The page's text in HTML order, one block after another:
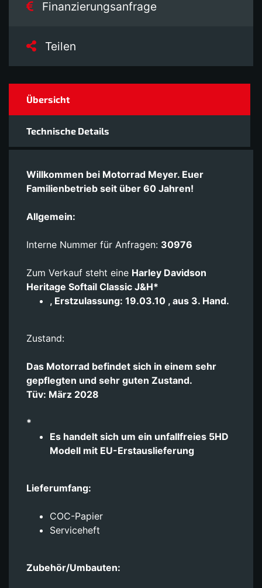
Finanzierungsanfrage
Teilen
Übersicht
Technische Details
Willkommen bei Motorrad Meyer. Euer
Familienbetrieb seit über 60 Jahren!
Allgemein:
Interne Nummer für Anfragen: 30976
Zum Verkauf steht eine Harley Davidson
Heritage Softail Classic J&H*
, Erstzulassung: 19.03.10 , aus 3. Hand.
Zustand:
Das Motorrad befindet sich in einem sehr
gepflegten und sehr guten Zustand.
Tüv: März 2028
*
Es handelt sich um ein unfallfreies 5HD
Modell mit EU-Erstauslieferung
Lieferumfang:
COC-Papier
Serviceheft
Zubehör/Umbauten: